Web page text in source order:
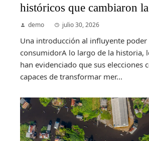
históricos que cambiaron
demo julio 30, 2026
Una introducción al influyente poder
consumidorA lo largo de la historia,
han evidenciado que sus elecciones
capaces de transformar mer...